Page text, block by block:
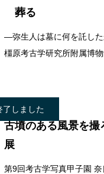
葬る
―弥生人は墓に何を託し
橿原考古学研究所附属博
了しました
古墳のある風景を
展
第9回考古学写真甲子園